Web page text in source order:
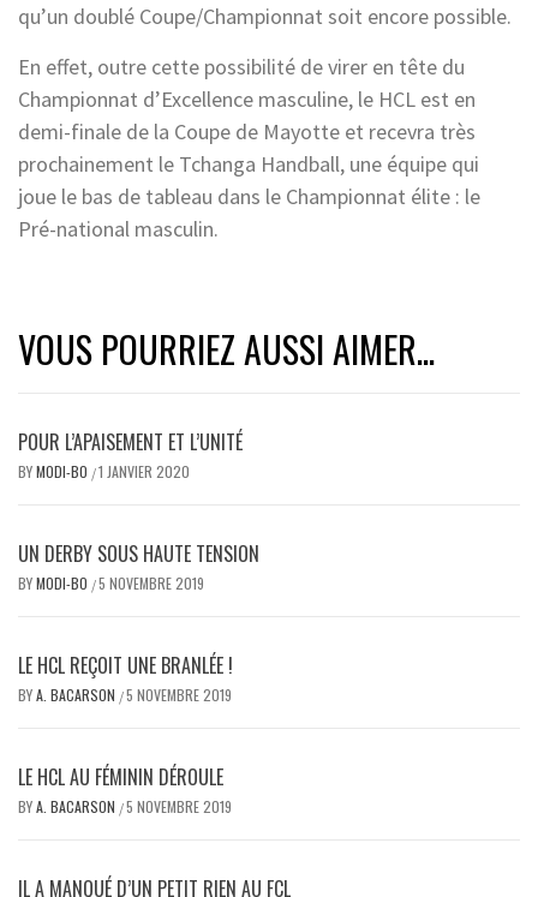
qu’un doublé Coupe/Championnat soit encore possible.
En effet, outre cette possibilité de virer en tête du
Championnat d’Excellence masculine, le HCL est en
demi-finale de la Coupe de Mayotte et recevra très
prochainement le Tchanga Handball, une équipe qui
joue le bas de tableau dans le Championnat élite : le
Pré-national masculin.
VOUS POURRIEZ AUSSI AIMER...
POUR L’APAISEMENT ET L’UNITÉ
BYMODI-BO /1 JANVIER 2020
UN DERBY SOUS HAUTE TENSION
BYMODI-BO /5 NOVEMBRE 2019
LE HCL REÇOIT UNE BRANLÉE !
BYA. BACARSON /5 NOVEMBRE 2019
LE HCL AU FÉMININ DÉROULE
BYA. BACARSON /5 NOVEMBRE 2019
IL A MANQUÉ D’UN PETIT RIEN AU FCL